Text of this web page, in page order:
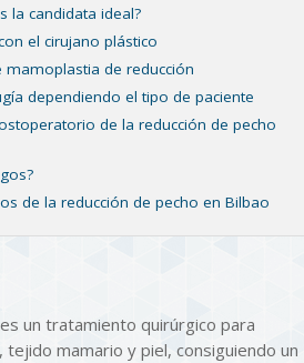
la candidata ideal?
el cirujano plástico
mamoplastia de reducción
dependiendo el tipo de paciente
de la reducción de pecho
de la reducción de pecho en Bilbao
un tratamiento quirúrgico para
mamario y piel, consiguiendo un